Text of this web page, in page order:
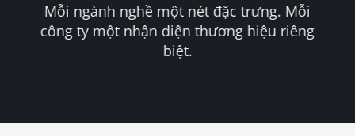
Mỗi ngành nghề một nét đặc trưng. Mỗi
công ty một nhận diện thương hiệu riêng
biệt.